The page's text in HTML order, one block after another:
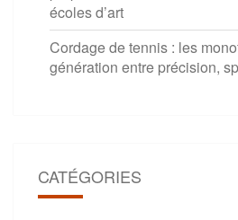
écoles d’art
Cordage de tennis : les
génération entre précision,
CATÉGORIES